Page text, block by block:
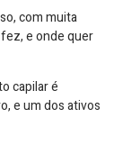
com muita
e onde quer
capilar é
e um dos ativos